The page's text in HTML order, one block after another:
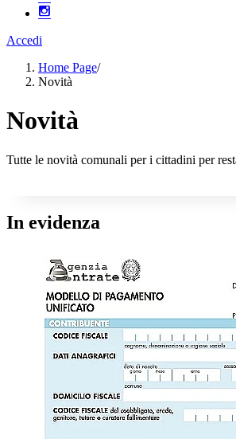
Accedi
Home Page/
Novità
Novità
Tutte le novità comunali per i cittadini per
In evidenza